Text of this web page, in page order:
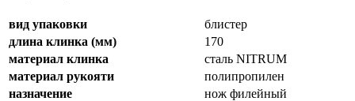
вид упаковки
блистер
длина клинка (мм)
170
материал клинка
сталь NITRUM
материал рукояти
полипропилен
назначение
нож филейный